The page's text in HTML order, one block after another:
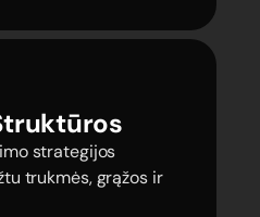
strategijos
trukmės, grąžos ir